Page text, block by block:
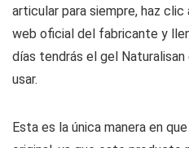
articular para siempre, haz clic
web oficial del fabricante y
días tendrás el gel
usar.
Esta es la única manera en